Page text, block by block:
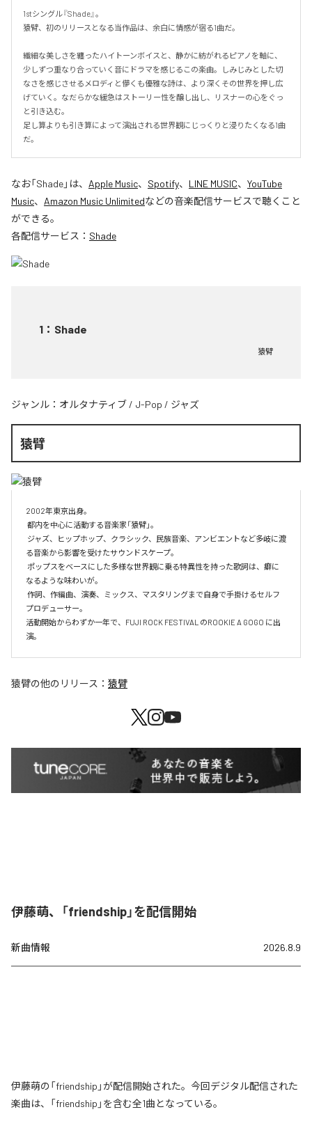
1stシングル『Shade』。
猿臂、初のリリースとなる当作品は、余白に情感が宿る1曲だ。
繊細な美しさを纏ったハイトーンボイスと、静かに紡がれるピアノを軸に、
少しずつ重なり合っていく音にドラマを感じるこの楽曲。しみじみとした切
なさを感じさせるメロディと儚くも優雅な詩は、より深くその世界を押し広
げていく。なだらかな緩急はストーリー性を醸し出し、リスナーの心をぐっ
と引き込む。
足し算よりも引き算によって演出される世界観にじっくりと浸りたくなる1曲
だ。
なお「Shade」は、 Apple Music、 Spotify、 LINE MUSIC、 YouTube
Music、 Amazon Music Unlimitedなどの音楽配信サービスで聴くこと
ができる。
各配信サービス： Shade
1 ： Shade
猿臂
ジャンル： オルタナティブ / J-Pop / ジャズ
猿臂
2002年東京出身。
る音楽から影響を受けたサウンドスケープ。
なるような味わいが。
プロデューサー。
活動開始からわずか一年で、FUJI ROCK FESTIVAL のROOKIE A GOGO に出
演。
猿臂の他のリリース： 猿臂
伊藤萌、「friendship」を配信開始
新曲情報 2026.8.9
伊藤萌の「friendship」が配信開始された。今回デジタル配信された
楽曲は、「friendship」を含む全1曲となっている。